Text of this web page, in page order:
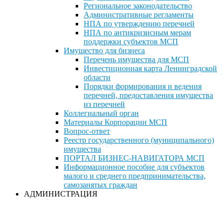
Региональное законодательство
Административные регламенты
НПА по утверждению перечней
НПА по антикризисным мерам
поддержки субъектов МСП
Имущество для бизнеса
Перечень имущества для МСП
Инвестиционная карта Ленинградской
области
Порядки формирования и ведения
перечней, предоставления имущества
из перечней
Коллегиальный орган
Материалы Корпорации МСП
Вопрос-ответ
Реестр государственного (муниципального)
имущества
ПОРТАЛ БИЗНЕС-НАВИГАТОРА МСП
Информационное пособие для субъектов
малого и среднего предпринимательства,
самозанятых граждан
АДМИНИСТРАЦИЯ